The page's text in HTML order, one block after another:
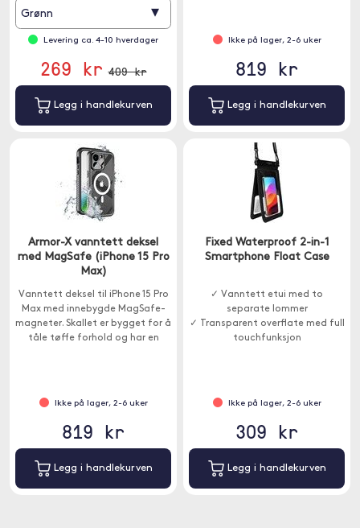
Grønn ▾
Levering ca. 4-10 hverdager
269 kr 409 kr
Legg i handlekurven
Ikke på lager, 2-6 uker
819 kr
Legg i handlekurven
Armor-X vanntett deksel
med MagSafe (iPhone 15 Pro
Max)
Vanntett deksel til iPhone 15 Pro
Max med innebygde MagSafe-
magneter. Skallet er bygget for å
tåle tøffe forhold og har en
Ikke på lager, 2-6 uker
819 kr
Legg i handlekurven
Fixed Waterproof 2-in-1
Smartphone Float Case
✓ Vanntett etui med to
separate lommer
✓ Transparent overflate med full
touchfunksjon
Ikke på lager, 2-6 uker
309 kr
Legg i handlekurven